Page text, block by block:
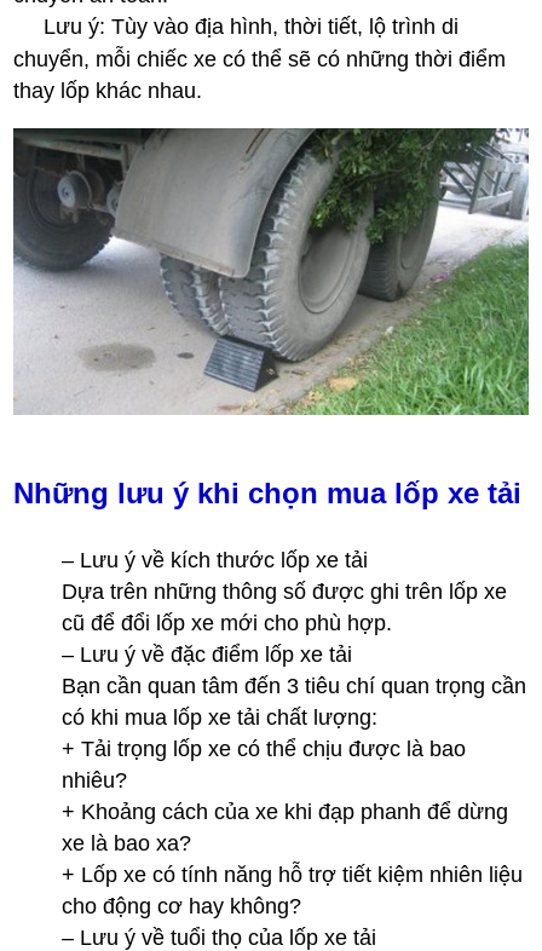
Lưu ý: Tùy vào địa hình, thời tiết, lộ trình di
chuyển, mỗi chiếc xe có thể sẽ có những thời điểm
thay lốp khác nhau.
Những lưu ý khi chọn mua lốp xe tải
– Lưu ý về kích thước lốp xe tải
Dựa trên những thông số được ghi trên lốp xe
cũ để đổi lốp xe mới cho phù hợp.
– Lưu ý về đặc điểm lốp xe tải
Bạn cần quan tâm đến 3 tiêu chí quan trọng cần
có khi mua lốp xe tải chất lượng:
+ Tải trọng lốp xe có thể chịu được là bao
nhiêu?
+ Khoảng cách của xe khi đạp phanh để dừng
xe là bao xa?
+ Lốp xe có tính năng hỗ trợ tiết kiệm nhiên liệu
cho động cơ hay không?
– Lưu ý về tuổi thọ của lốp xe tải